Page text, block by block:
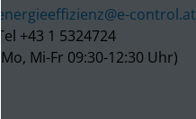
energieeffizienz@e-control.at
Tel +43 1 5324724
(Mo, Mi-Fr 09:30-12:30 Uhr)